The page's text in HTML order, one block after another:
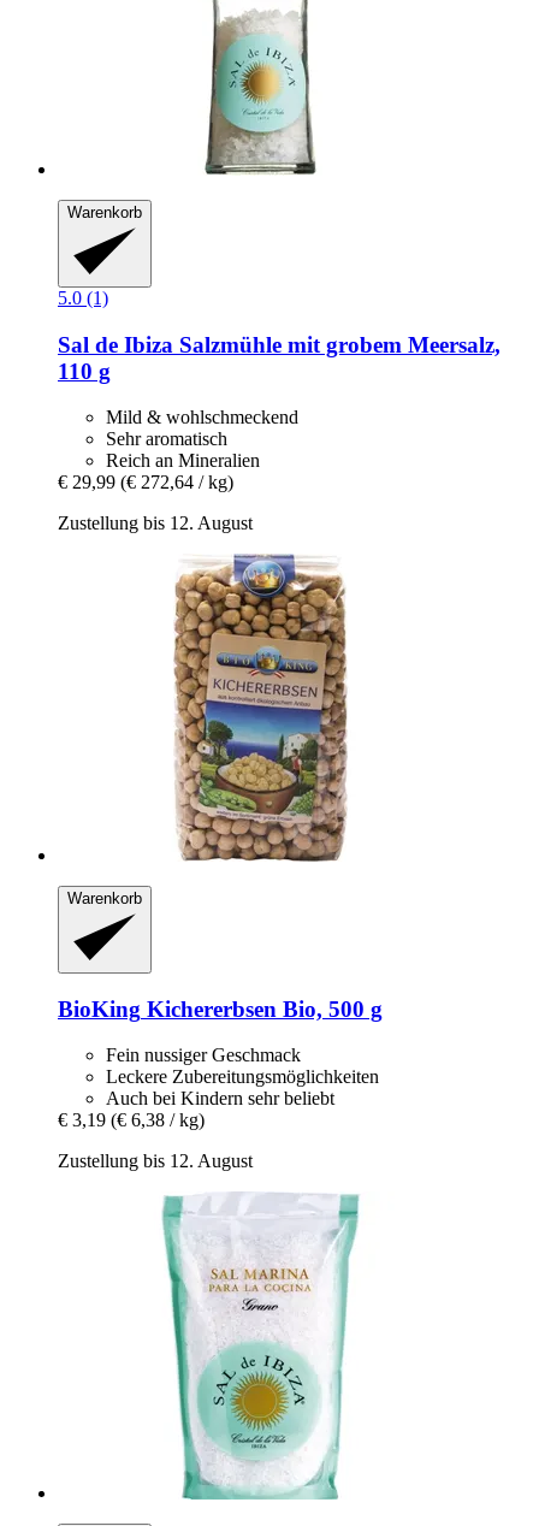
Warenkorb
5.0 (1)
Sal de Ibiza Salzmühle mit grobem Meersalz,
110 g
Mild & wohlschmeckend
Sehr aromatisch
Reich an Mineralien
€ 29,99 (€ 272,64 / kg)
Zustellung bis 12. August
Warenkorb
BioKing Kichererbsen Bio, 500 g
Fein nussiger Geschmack
Leckere Zubereitungsmöglichkeiten
Auch bei Kindern sehr beliebt
€ 3,19 (€ 6,38 / kg)
Zustellung bis 12. August